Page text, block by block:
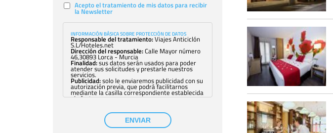
Acepto el tratamiento de mis datos para recibir
la Newsletter
INFORMACIÓN BÁSICA SOBRE PROTECCIÓN DE DATOS
Responsable del tratamiento:Viajes Anticiclón
S.L/Hoteles.net
Dirección del responsable:Calle Mayor número
46,30893 Lorca - Murcia
Finalidad:sus datos serán usados para poder
atender sus solicitudes y prestarle nuestros
servicios.
Publicidad:solo le enviaremos publicidad con su
autorización previa, que podrá facilitarnos
mediante la casilla correspondiente establecida
al efecto.
con su consentimiento previo, que podrá
facilitarnos mediante la casilla correspondiente
establecida al efecto.
Destinatarios:con carácter general, sólo el
ENVIAR